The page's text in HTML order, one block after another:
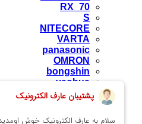
RX_70
S
NITECORE
VARTA
panasonic
OMRON
bongshin
yaohua
camos
zemic